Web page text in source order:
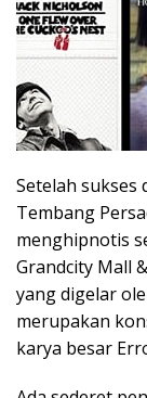
Setelah sukses
Tembang
menghipnotis
Grandcity Mall
yang digelar
merupakan
karya besar